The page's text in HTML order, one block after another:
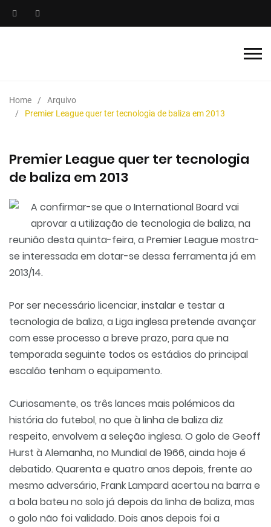
Home
Arquivo
Premier League quer ter tecnologia de baliza em 2013
Premier League quer ter tecnologia
de baliza em 2013
A confirmar-se que o International Board vai
aprovar a utilização de tecnologia de baliza, na
reunião desta quinta-feira, a Premier League mostra-
se interessada em dotar-se dessa ferramenta já em
2013/14.
Por ser necessário licenciar, instalar e testar a
tecnologia de baliza, a Liga inglesa pretende avançar
com esse processo a breve prazo, para que na
temporada seguinte todos os estádios do principal
escalão tenham o equipamento.
Curiosamente, os três lances mais polémicos da
história do futebol, no que à linha de baliza diz
respeito, envolvem a seleção inglesa. O golo de Geoff
Hurst à Alemanha, no Mundial de 1966, ainda hoje é
debatido. Quarenta e quatro anos depois, frente ao
mesmo adversário, Frank Lampard acertou na barra e
a bola bateu no solo já depois da linha de baliza, mas
o golo não foi validado. Dois anos depois foi a